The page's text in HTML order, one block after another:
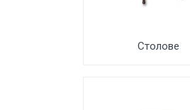
Столове